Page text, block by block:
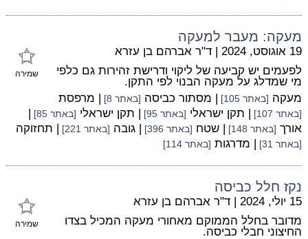
מעקה: מעבר למעקה
שמירה
19 אוגוסט, 2024 | ד"ר אברהם בן עזרא
לפעמים יש קביעה של ליקוי ודרישת זהירות גם כלפי
מי שמדלג על מעקה הבנוי לפי התקן.
מעקה [באתר 105] | מסתור כביסה [באתר 8] | מרפסת
[באתר 107] | תקן ישראלי [באתר 95] | תקן ישראלי [באתר 85]
|
אורך [באתר 148] | שטח [באתר 396] | גובה [באתר 221] | תחזוקה
[באתר 31] | מדרגות [באתר 114]
נקז חלל כביסה
שמירה
15 יולי, 2024 | ד"ר אברהם בן עזרא
מדובר בחלל הממוקם מאחורי מעקה המכיל בצדו
החיצוני חבלי כביסה.